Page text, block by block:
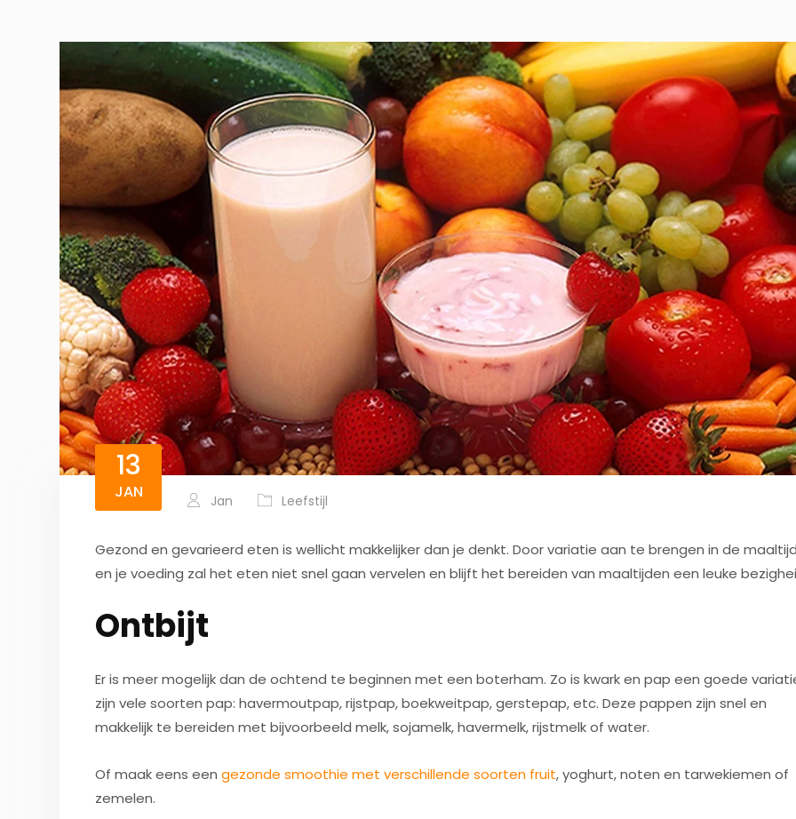
13
JAN Jan Leefstijl
Gezond en gevarieerd eten is wellicht makkelijker dan je denkt. Door variatie aan te brengen in de
en je voeding zal het eten niet snel gaan vervelen en blijft het bereiden van maaltijden een leuke
Ontbijt
Er is meer mogelijk dan de ochtend te beginnen met een boterham. Zo is kwark en pap een goede
zijn vele soorten pap: havermoutpap, rijstpap, boekweitpap, gerstepap, etc. Deze pappen zijn snel en
makkelijk te bereiden met bijvoorbeeld melk, sojamelk, havermelk, rijstmelk of water.
Of maak eens een gezonde smoothie met verschillende soorten fruit, yoghurt, noten en tarwekiemen of
zemelen.